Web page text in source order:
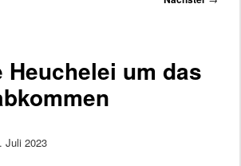
Heuchelei um das
Juli 2023